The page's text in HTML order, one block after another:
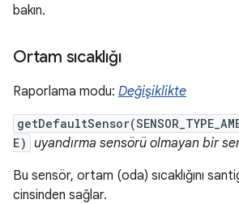
bakın.
Ortam sıcaklığı
Raporlama modu: Değişiklikte
E) uyandırma sensörü olmayan bir
Bu sensör, ortam (oda) sıcaklığını
cinsinden sağlar.